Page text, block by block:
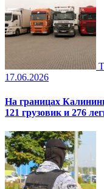
17.06.2026
На границах
121 грузовик и 276